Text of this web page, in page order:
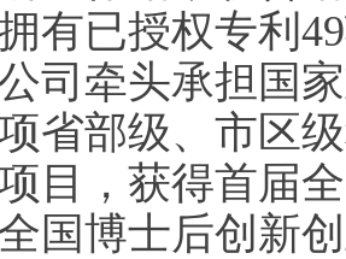
有已授权专利
司牵头承担国
省部级、市区
目，获得首届
国博士后创新